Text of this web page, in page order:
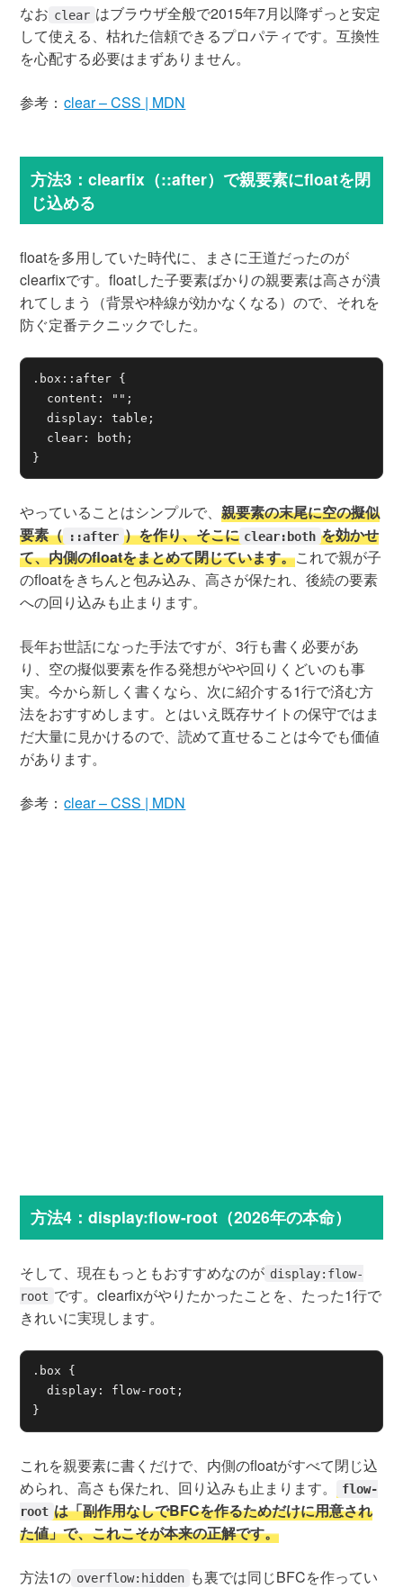
なお clear はブラウザ全般で2015年7月以降ずっと安定
して使える、枯れた信頼できるプロパティです。互換性
を心配する必要はまずありません。
参考： clear – CSS | MDN
方法3：clearfix（::after）で親要素にfloatを閉
じ込める
floatを多用していた時代に、まさに王道だったのが
clearfixです。floatした子要素ばかりの親要素は高さが潰
れてしまう（背景や枠線が効かなくなる）ので、それを
防ぐ定番テクニックでした。
.box::after {
  content: "";
  display: table;
  clear: both;
}
やっていることはシンプルで、親要素の末尾に空の擬似
要素（ ::after ）を作り、そこに clear:both を効かせ
て、内側のfloatをまとめて閉じています。これで親が子
のfloatをきちんと包み込み、高さが保たれ、後続の要素
への回り込みも止まります。
長年お世話になった手法ですが、3行も書く必要があ
り、空の擬似要素を作る発想がやや回りくどいのも事
実。今から新しく書くなら、次に紹介する1行で済む方
法をおすすめします。とはいえ既存サイトの保守ではま
だ大量に見かけるので、読めて直せることは今でも価値
があります。
参考： clear – CSS | MDN
方法4：display:flow-root（2026年の本命）
そして、現在もっともおすすめなのが display:flow-
root です。clearfixがやりたかったことを、たった1行で
きれいに実現します。
.box {
  display: flow-root;
}
これを親要素に書くだけで、内側のfloatがすべて閉じ込
められ、高さも保たれ、回り込みも止まります。
flow-
root は「副作用なしでBFCを作るためだけに用意され
た値」で、これこそが本来の正解です。
方法1の overflow:hidden も裏では同じBFCを作ってい